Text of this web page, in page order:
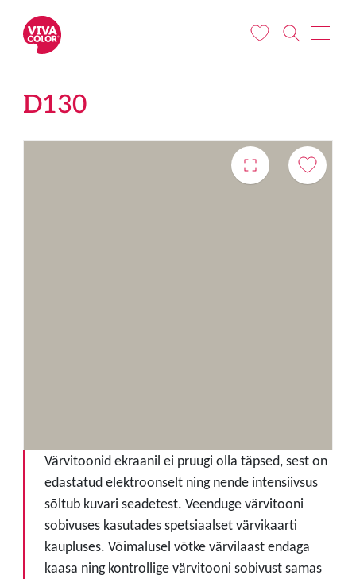
D130
Värvitoonid ekraanil ei pruugi olla täpsed, sest on
edastatud elektroonselt ning nende intensiivsus
sõltub kuvari seadetest. Veenduge värvitooni
sobivuses kasutades spetsiaalset värvikaarti
kaupluses. Võimalusel võtke värvilaast endaga
kaasa ning kontrollige värvitooni sobivust samas